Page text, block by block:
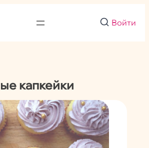
Войти
капкейки